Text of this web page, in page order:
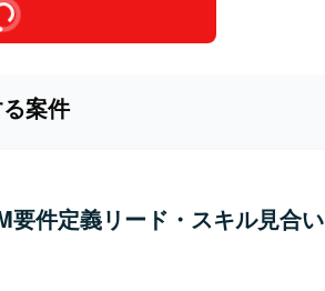
案件
要件定義リード・スキル見合い